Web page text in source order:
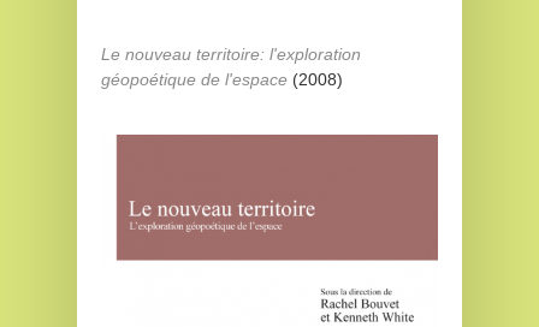
Le nouveau territoire: l'exploration
géopoétique de l'espace (2008)